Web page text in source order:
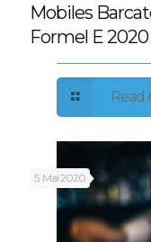
Mobiles
Formel E 2020
Read
5. Mai 2020